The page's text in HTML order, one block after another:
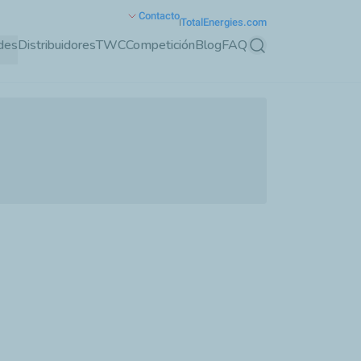
DistribuidoresTWCCompeticiónBlogFAQ Buscar
Contacto
TotalEnergies.com